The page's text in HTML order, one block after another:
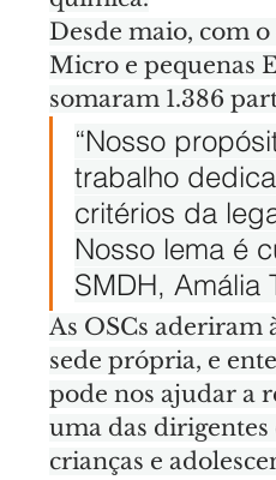
Desde maio, com
Micro e pequenas
somaram 1.386
“Nosso
trabalho
critérios da
Nosso lema é
SMDH, Amália
As OSCs aderiram
sede própria, e
pode nos ajudar a
uma das dirigentes
crianças e